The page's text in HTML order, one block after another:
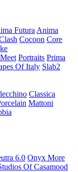
Futura Anima
Cocoon Core
Meet Portraits Prima
Of Italy Slab2
Classica
Mattoni
6.0 Onyx More
Of Casamood